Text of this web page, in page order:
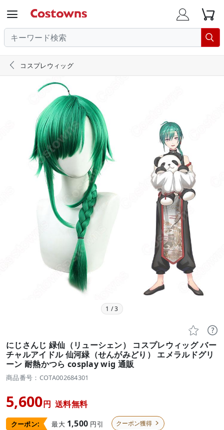
  

 コスプレウィッグ
1 /3
 
にじさんじ 緑仙（リューシェン） コスプレウィッグ バー
チャルアイドル 仙河緑（せんがみどり） エメラルドグリ
ーン 耐熱かつら cosplay wig 通販
商品番号：COTA002684301
5,600円 送料無料
クーポン: 最大 1,500 円引 クーポン獲得 